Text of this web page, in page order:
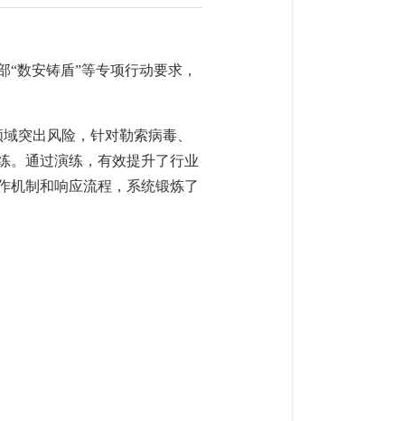
数安铸盾”等专项行动要求，
突出风险，针对勒索病毒、
。通过演练，有效提升了行业
机制和响应流程，系统锻炼了